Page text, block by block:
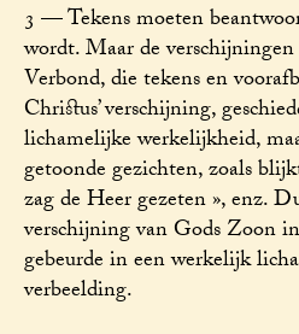
3 — Tekens moeten
wordt. Maar de
Verbond, die tekens en
Christus’ verschijning,
lichamelijke werkelijkheid,
getoonde gezichten, zoals
zag de Heer gezeten », enz.
verschijning van Gods Zoon
gebeurde in een werkelijk
verbeelding.